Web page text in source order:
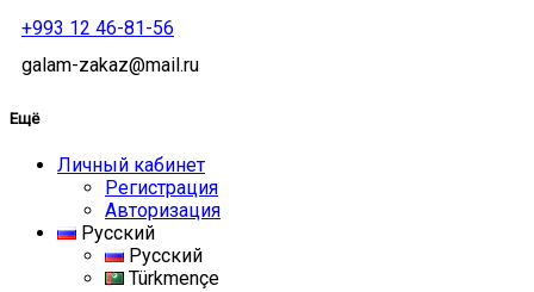
+993 12 46-81-56
galam-zakaz@mail.ru
Ещё
Личный кабинет
Регистрация
Авторизация
Русский
Русский
Türkmençe